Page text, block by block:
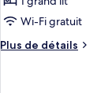
de
chambre :
Chambre
Wi-Fi gratuit
Plus de détails
Plus